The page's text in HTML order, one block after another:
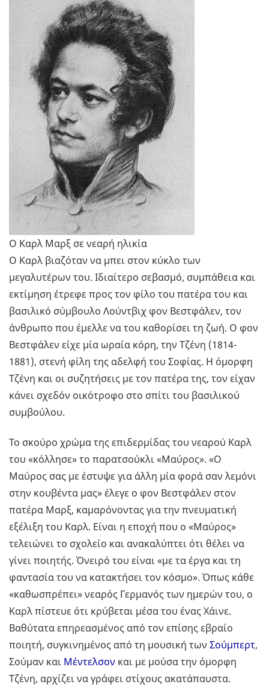
Ο Καρλ Μαρξ σε νεαρή ηλικία
Ο Καρλ βιαζόταν να μπει στον κύκλο των
μεγαλυτέρων του. Ιδιαίτερο σεβασμό, συμπάθεια και
εκτίμηση έτρεφε προς τον φίλο του πατέρα του και
βασιλικό σύμβουλο Λούντβιχ φον Βεστφάλεν, τον
άνθρωπο που έμελλε να του καθορίσει τη ζωή. Ο φον
Βεστφάλεν είχε μία ωραία κόρη, την Τζένη (1814-
1881), στενή φίλη της αδελφή του Σοφίας. Η όμορφη
Τζένη και οι συζητήσεις με τον πατέρα της, τον είχαν
κάνει σχεδόν οικότροφο στο σπίτι του βασιλικού
συμβούλου.
Το σκούρο χρώμα της επιδερμίδας του νεαρού Καρλ
του «κόλλησε» το παρατσούκλι «Μαύρος». «Ο
Μαύρος σας με έστυψε για άλλη μία φορά σαν λεμόνι
στην κουβέντα μας» έλεγε ο φον Βεστφάλεν στον
πατέρα Μαρξ, καμαρόνοντας για την πνευματική
εξέλιξη του Καρλ. Είναι η εποχή που ο «Μαύρος»
τελειώνει το σχολείο και ανακαλύπτει ότι θέλει να
γίνει ποιητής. Όνειρό του είναι «με τα έργα και τη
φαντασία του να κατακτήσει τον κόσμο». Όπως κάθε
«καθωσπρέπει» νεαρός Γερμανός των ημερών του, ο
Καρλ πίστευε ότι κρύβεται μέσα του ένας Χάινε.
Βαθύτατα επηρεασμένος από τον επίσης εβραίο
ποιητή, συγκινημένος από τη μουσική των Σούμπερτ,
Σούμαν και Μέντελσον και με μούσα την όμορφη
Τζένη, αρχίζει να γράφει στίχους ακατάπαυστα.